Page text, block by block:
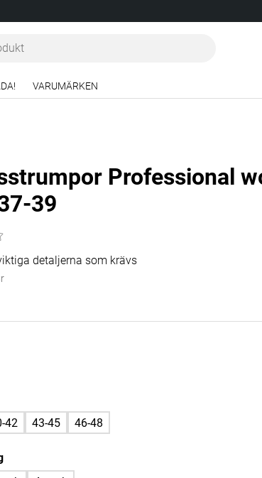
VARUMÄRKEN
Professional
39
av 5 Antal betyg 7
detaljerna som krävs
42 43-45 46-48